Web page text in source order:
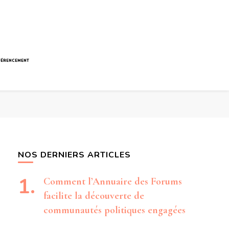
NOS DERNIERS ARTICLES
Comment l’Annuaire des Forums
facilite la découverte de
communautés politiques engagées